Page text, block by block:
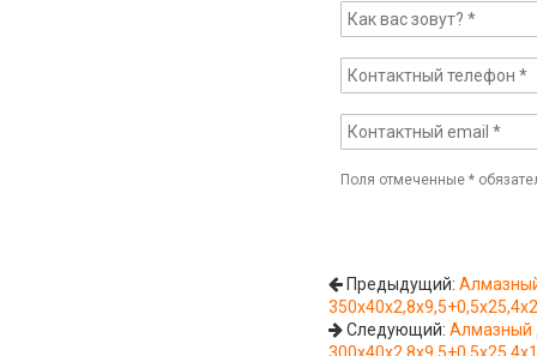
Поля отмеченные*
Предыдущий:
Следующий:Алмазный